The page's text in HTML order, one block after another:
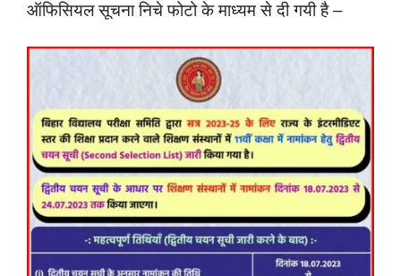
ऑफिसियल सूचना निचे फोटो के माध्यम से दी गयी है –